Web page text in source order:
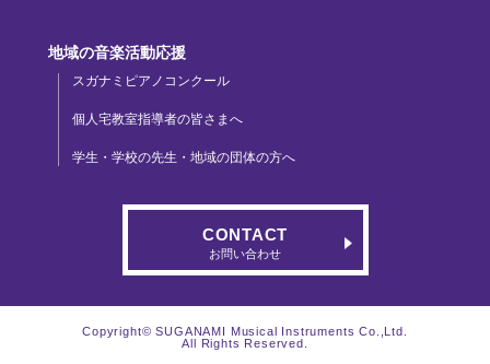
地域の音楽活動応援
スガナミピアノコンクール
個人宅教室指導者の皆さまへ
学生・学校の先生・地域の団体の方へ
CONTACT
お問い合わせ
Copyright© SUGANAMI Musical Instruments Co.,Ltd.
All Rights Reserved.